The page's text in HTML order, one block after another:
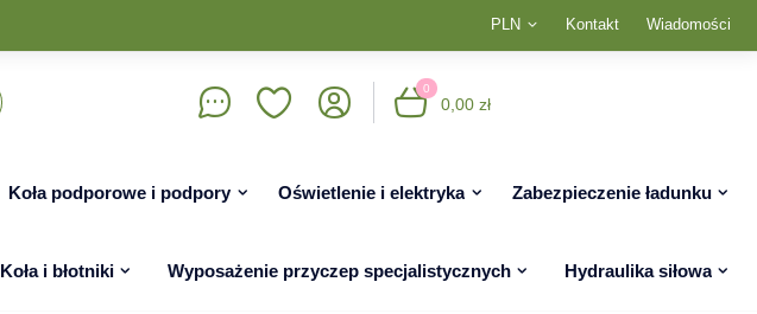
PLN Kontakt Wiadomości
0
0,00 zł
Koła podporowe i podpory Oświetlenie i elektryka Zabezpieczenie ładunku
Koła i błotniki Wyposażenie przyczep specjalistycznych Hydraulika siłowa